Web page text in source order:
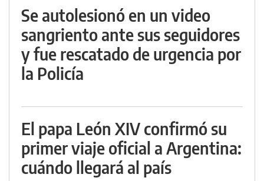
Se autolesionó en un video
sangriento ante sus seguidores
y fue rescatado de urgencia por
la Policía
El papa León XIV confirmó su
primer viaje oficial a Argentina:
cuándo llegará al país